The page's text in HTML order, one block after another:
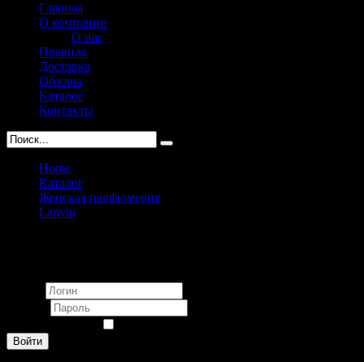
Главная
О компании
О нас
Правила
Доставка
Обзоры
Каталог
Контакты
Home
Каталог
Женская парфюмерия
Lanvin
Войти